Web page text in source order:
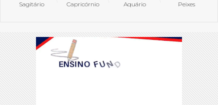
Sagitário Capricórnio Aquário Peixes